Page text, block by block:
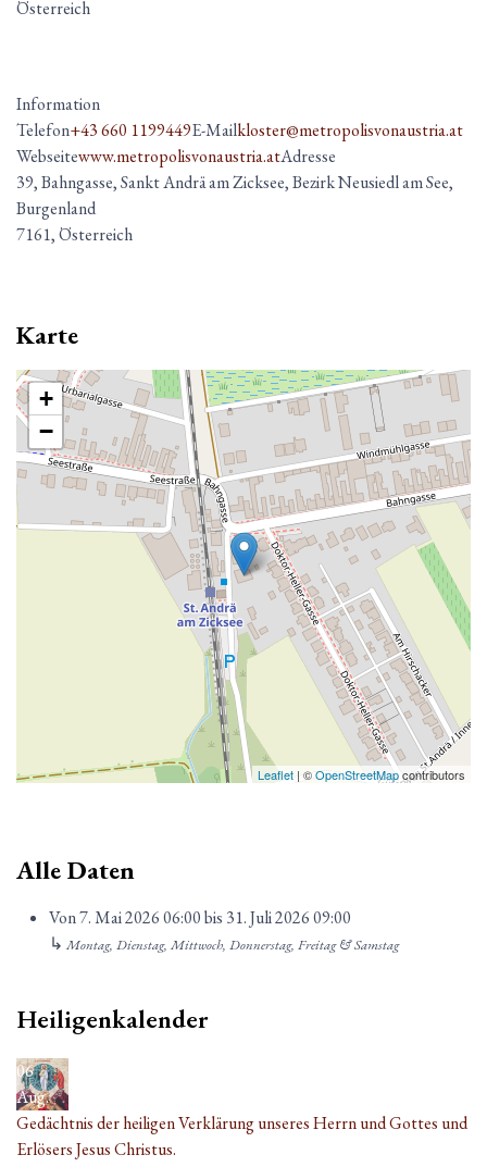
Österreich
Information
Telefon+43 660 1199449E-Mailkloster@metropolisvonaustria.at
Webseitewww.metropolisvonaustria.atAdresse
39, Bahngasse, Sankt Andrä am Zicksee, Bezirk Neusiedl am See,
Burgenland
7161, Österreich
Karte
+
−
Leaflet | ©OpenStreetMapcontributors
Alle Daten
Von7. Mai 202606:00bis 31. Juli 202609:00
↳Montag, Dienstag, Mittwoch, Donnerstag, Freitag & Samstag
Heiligenkalender
06
Aug.
Gedächtnis der heiligen Verklärung unseres Herrn und Gottes und
Erlösers Jesus Christus.